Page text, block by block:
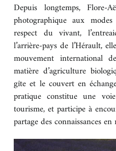
Depuis longtemps, Flore-
photographique aux
respect du vivant,
l’arrière-pays de l’Hérault,
mouvement international
matière d’agriculture
gîte et le couvert en
pratique constitue une
tourisme, et participe à
partage des connaissances